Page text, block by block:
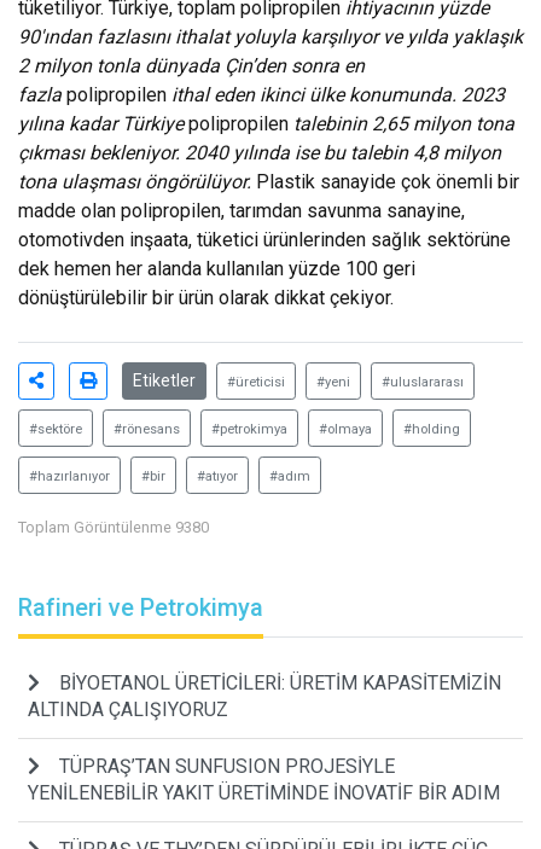
tüketiliyor. Türkiye, toplam polipropilen ihtiyacının yüzde
90'ından fazlasını ithalat yoluyla karşılıyor ve yılda yaklaşık
2 milyon tonla dünyada Çin’den sonra en
fazla polipropilen ithal eden ikinci ülke konumunda. 2023
yılına kadar Türkiyepolipropilen talebinin 2,65 milyon tona
çıkması bekleniyor. 2040 yılında ise bu talebin 4,8 milyon
tona ulaşması öngörülüyor. Plastik sanayide çok önemli bir
madde olan polipropilen, tarımdan savunma sanayine,
otomotivden inşaata, tüketici ürünlerinden sağlık sektörüne
dek hemen her alanda kullanılan yüzde 100 geri
dönüştürülebilir bir ürün olarak dikkat çekiyor.
Etiketler #üreticisi #yeni #uluslararası
#sektöre #rönesans #petrokimya #olmaya #holding
#hazırlanıyor #bir #atıyor #adım
Toplam Görüntülenme 9380
Rafineri ve Petrokimya
BİYOETANOL ÜRETİCİLERİ: ÜRETİM KAPASİTEMİZİN
ALTINDA ÇALIŞIYORUZ
TÜPRAŞ’TAN SUNFUSION PROJESİYLE
YENİLENEBİLİR YAKIT ÜRETİMİNDE İNOVATİF BİR ADIM